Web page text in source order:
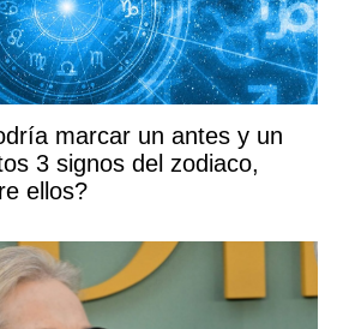
marcar un antes y un
3 signos del zodiaco,
ellos?